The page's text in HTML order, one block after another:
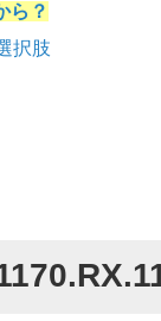
ら？
択肢